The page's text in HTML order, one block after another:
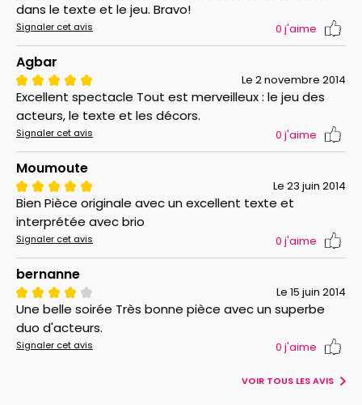
dans le texte et le jeu. Bravo!
Signaler cet avis 0 j'aime
Agbar
Le 2 novembre 2014
Excellent spectacle Tout est merveilleux : le jeu des
acteurs, le texte et les décors.
Signaler cet avis 0 j'aime
Moumoute
Le 23 juin 2014
Bien Pièce originale avec un excellent texte et
interprétée avec brio
Signaler cet avis 0 j'aime
bernanne
Le 15 juin 2014
Une belle soirée Très bonne pièce avec un superbe
duo d'acteurs.
Signaler cet avis 0 j'aime
VOIR TOUS LES AVIS